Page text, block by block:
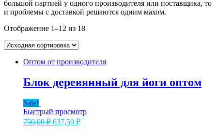
большой партией у одного производителя или поставщика, то
и проблемы с доставкой решаются одним махом.
Отображение 1–12 из 18
Оптом от производителя
Блок деревянный для йоги оптом
Sale!
Быстрый просмотр
750,00₽ Первоначальная
637,50 ₽Текущая